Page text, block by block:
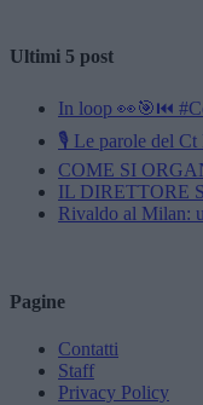
Ultimi 5 post
In loop 👀🎯⏮️
🎙️ Le parole del
COME SI
IL DIRETTORE
Rivaldo al Milan:
Pagine
Contatti
Staff
Privacy Policy